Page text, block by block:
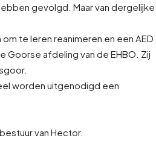
gevolgd. Maar van dergelijke
te leren reanimeren en een AED
Goorse afdeling van de EHBO. Zij
worden uitgenodigd een
van Hector.